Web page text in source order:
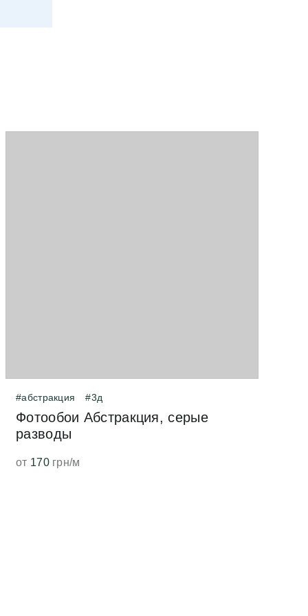
#абстракция #3д
Фотообои Абстракция, серые
разводы
от 170грн/м